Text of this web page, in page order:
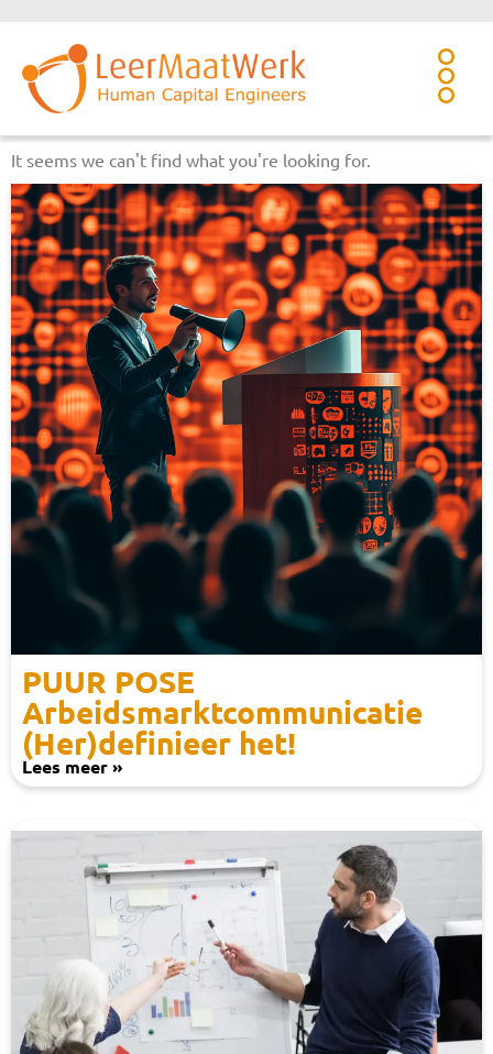
It seems we can't find what you're looking for.
PUUR POSE
Arbeidsmarktcommunicatie
(Her)definieer het!
Lees meer »